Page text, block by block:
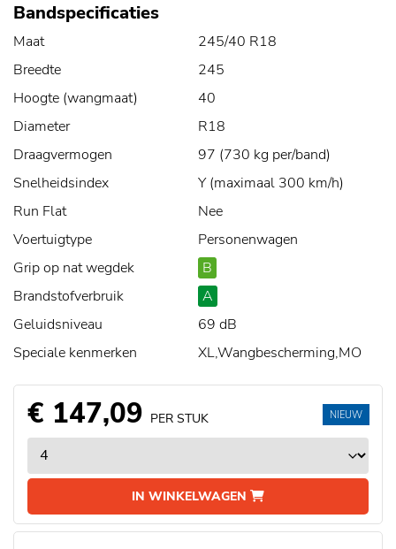
Bandspecificaties
Maat
245/40 R18
Breedte
245
Hoogte (wangmaat)
40
Diameter
R18
Draagvermogen
97 (730 kg per/band)
Snelheidsindex
Y (maximaal 300 km/h)
Run Flat
Nee
Voertuigtype
Personenwagen
Grip op nat wegdek
B
Brandstofverbruik
A
Geluidsniveau
69 dB
Speciale kenmerken
XL,Wangbescherming,MO
€ 147,09 PER STUK
IN WINKELWAGEN
NIEUW